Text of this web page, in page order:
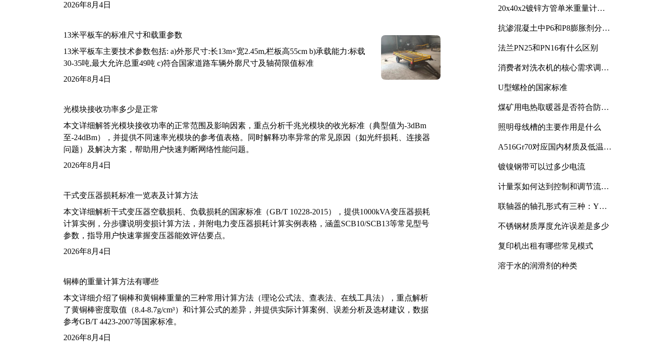
2026年8月4日
13米平板车的标准尺寸和载重参数
13米平板车主要技术参数包括: a)外形尺寸:长13m×宽2.45m,栏板高55cm b)承载能力:标载
30-35吨,最大允许总重49吨 c)符合国家道路车辆外廓尺寸及轴荷限值标准
2026年8月4日
光模块接收功率多少是正常
本文详细解答光模块接收功率的正常范围及影响因素，重点分析千兆光模块的收光标准（典型值为-3dBm
至-24dBm），并提供不同速率光模块的参考值表格。同时解释功率异常的常见原因（如光纤损耗、连接器
问题）及解决方案，帮助用户快速判断网络性能问题。
2026年8月4日
干式变压器损耗标准一览表及计算方法
本文详细解析干式变压器空载损耗、负载损耗的国家标准（GB/T 10228-2015），提供1000kVA变压器损耗
计算实例，分步骤说明变损计算方法，并附电力变压器损耗计算实例表格，涵盖SCB10/SCB13等常见型号
参数，指导用户快速掌握变压器能效评估要点。
2026年8月4日
铜棒的重量计算方法有哪些
本文详细介绍了铜棒和黄铜棒重量的三种常用计算方法（理论公式法、查表法、在线工具法），重点解析
了黄铜棒密度取值（8.4-8.7g/cm³）和计算公式的差异，并提供实际计算案例、误差分析及选材建议，数据
参考GB/T 4423-2007等国家标准。
2026年8月4日
20x40x2镀锌方管单米重量计算
抗渗混凝土中P6和P8膨胀剂分别
法兰PN25和PN16有什么区别
消费者对洗衣机的核心需求调研
U型螺栓的国家标准
煤矿用电热取暖器是否符合防爆
照明母线槽的主要作用是什么
A516Gr70对应国内材质及低温冲
镀镍钢带可以过多少电流
计量泵如何达到控制和调节流量
联轴器的轴孔形式有三种：Y
不锈钢材质厚度允许误差是多少
复印机出租有哪些常见模式
溶于水的润滑剂的种类